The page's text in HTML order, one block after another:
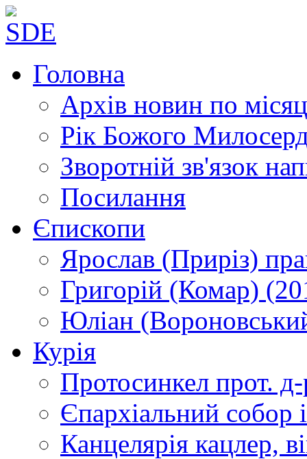
Головна
Архів новин по
Рік Божого
Зворотній зв'язок
Посилання
Єпископи
Ярослав (Приріз)
Григорій (Комар)
Юліан
Курія
Протосинкел прот.
Єпархіальний собор
Канцелярія кацлер,